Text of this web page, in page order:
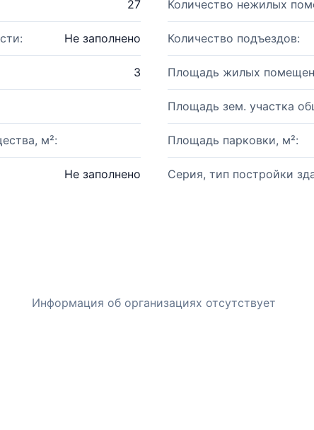
27 Количество нежилых
Не заполнено Количество подъездов:
3 Площадь жилых
Площадь зем. участка
м²: Площадь парковки, м²:
Не заполнено Серия, тип постройки
Информация об организациях отсутствует